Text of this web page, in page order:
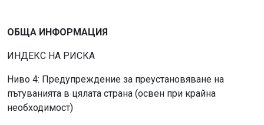
ОБЩА ИНФОРМАЦИЯ
ИНДЕКС НА РИСКА
Ниво 4: Предупреждение за преустановяване на
пътуванията в цялата страна (освен при крайна
необходимост)